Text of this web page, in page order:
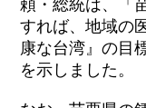
頼・総統は、「
すれば、地域の
康な台湾』の目
を示しました。